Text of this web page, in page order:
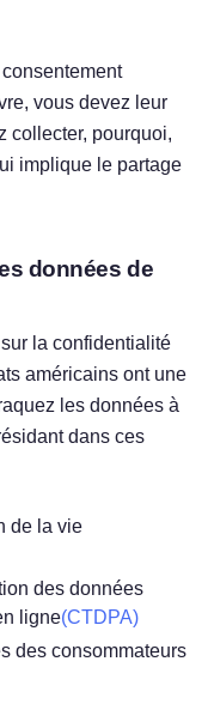
vous devez leur
collecter, pourquoi,
implique le partage
données de
la confidentialité
américains ont une
les données à
dans ces
de la vie
des données
ligne(CTDPA)
des consommateurs